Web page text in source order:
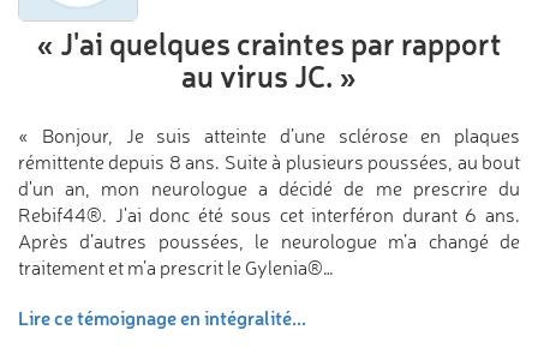
« J'ai quelques craintes par rapport
au virus JC. »
« Bonjour, Je suis atteinte d’une sclérose en plaques
rémittente depuis 8 ans. Suite à plusieurs poussées, au bout
d'un an, mon neurologue a décidé de me prescrire du
Rebif44®. J'ai donc été sous cet interféron durant 6 ans.
Après d’autres poussées, le neurologue m’a changé de
traitement et m’a prescrit le Gylenia®…
Lire ce témoignage en intégralité...